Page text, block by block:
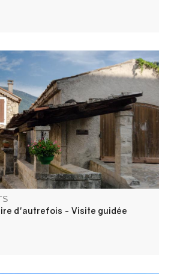
of 700 meters in the upper Vaïre
to discover the trades and skills of
d'autrefois - Visite guidée